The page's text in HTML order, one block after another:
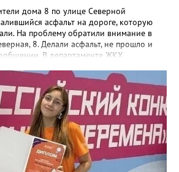
дома 8 по улице Северной
асфальт на дороге, которую
На проблему обратили внимание в
8. Делали асфальт, не прошло и
В департаменте ЖКХ
нарушения целостности асфальта
покрытия проезда после обильных
работы в рамках гарантийных
будет проводить подрядная
привлекалась ООО "Нижневартовские
срок до 15 августа 2026 года.
работ со стороны ООО "НКС" не
за счет средств подрядной
в департаменте.